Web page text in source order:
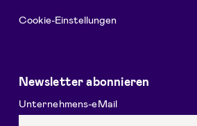
Cookie-Einstellungen
Newsletter abonnieren
Unternehmens-eMail